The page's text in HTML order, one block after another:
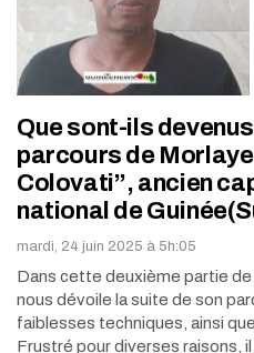
Que sont-ils
parcours de Morlaye
Colovati’’, ancien
national de
mardi, 24 juin 2025 à 5h:05
Dans cette deuxième partie de
nous dévoile la suite de son
faiblesses techniques, ainsi
Frustré pour diverses raisons,